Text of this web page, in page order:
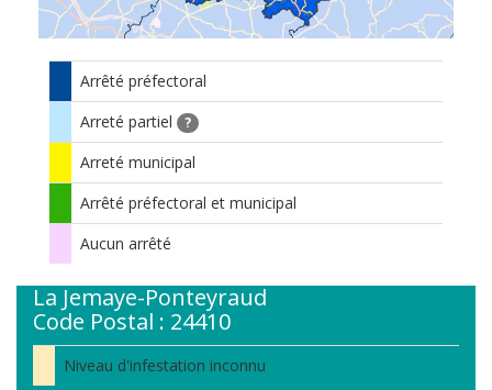
Arrêté préfectoral
Arreté partiel
?
Arreté municipal
Arrêté préfectoral et municipal
Aucun arrêté
La Jemaye-Ponteyraud
Code Postal : 24410
Niveau d'infestation inconnu